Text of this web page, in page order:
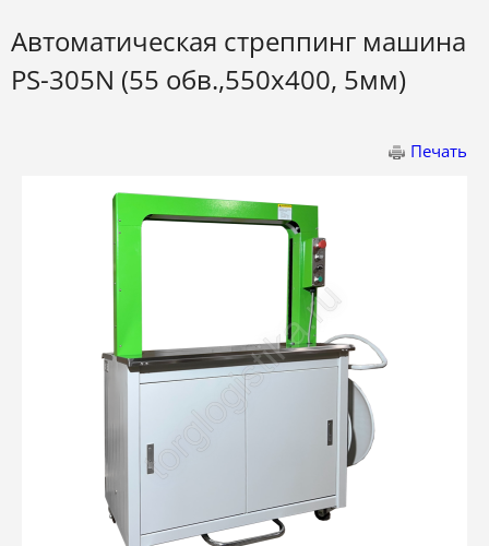
Автоматическая стреппинг машина
PS-305N (55 обв.,550х400, 5мм)
Печать